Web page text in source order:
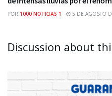
POR 1000 NOTICIAS 1 5 DE AGOSTO
Discussion about